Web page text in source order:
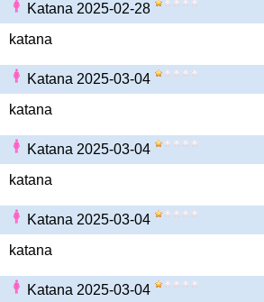
Katana 2025-02-28
katana
Katana 2025-03-04
katana
Katana 2025-03-04
katana
Katana 2025-03-04
katana
Katana 2025-03-04